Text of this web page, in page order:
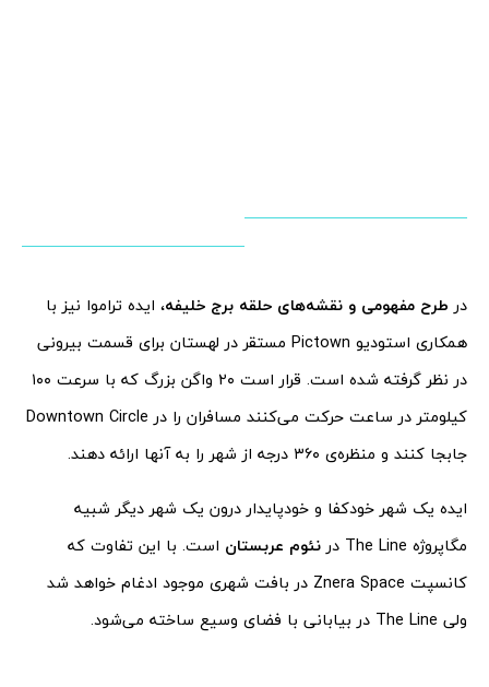
در طرح مفهومی و نقشه‌های حلقه برج خلیفه، ایده تراموا نیز با
همکاری استودیو Pictown مستقر در لهستان برای قسمت بیرونی
در نظر گرفته شده است. قرار است ۲۰ واگن بزرگ که با سرعت ۱۰۰
کیلومتر در ساعت حرکت می‌کنند مسافران را در Downtown Circle
جابجا کنند و منظره‌ی ۳۶۰ درجه از شهر را به آنها ارائه دهند.
ایده یک شهر خودکفا و خودپایدار درون یک شهر دیگر شبیه
مگاپروژه The Line در
نئوم عربستان است. با این تفاوت که
کانسپت Znera Space در بافت شهری موجود ادغام خواهد شد
ولی The Line در بیابانی با فضای وسیع ساخته می‌شود.